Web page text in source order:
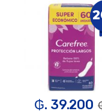
₲. 39.200